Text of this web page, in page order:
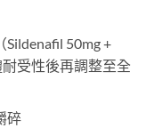
50mg +
受性後再調整至全
碎